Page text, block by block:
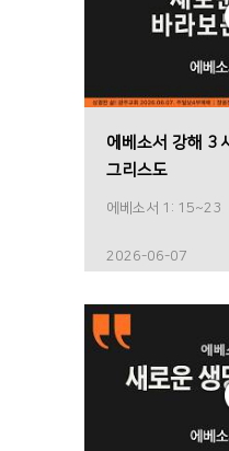
에베소서 강해 3
그리스도
에베소서 1: 15~23
2026-06-07